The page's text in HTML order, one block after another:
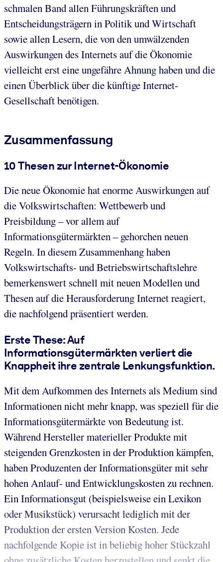
schmalen Band allen Führungskräften und
Entscheidungsträgern in Politik und Wirtschaft
sowie allen Lesern, die von den umwälzenden
Auswirkungen des Internets auf die Ökonomie
vielleicht erst eine ungefähre Ahnung haben und die
einen Überblick über die künftige Internet-
Gesellschaft benötigen.
Zusammenfassung
10 Thesen zur Internet-Ökonomie
Die neue Ökonomie hat enorme Auswirkungen auf
die Volkswirtschaften: Wettbewerb und
Preisbildung – vor allem auf
Informationsgütermärkten – gehorchen neuen
Regeln. In diesem Zusammenhang haben
Volkswirtschafts- und Betriebswirtschaftslehre
bemerkenswert schnell mit neuen Modellen und
Thesen auf die Herausforderung Internet reagiert,
die nachfolgend präsentiert werden.
Erste These: Auf
Informationsgütermärkten verliert die
Knappheit ihre zentrale Lenkungsfunktion.
Mit dem Aufkommen des Internets als Medium sind
Informationen nicht mehr knapp, was speziell für die
Informationsgütermärkte von Bedeutung ist.
Während Hersteller materieller Produkte mit
steigenden Grenzkosten in der Produktion kämpfen,
haben Produzenten der Informationsgüter mit sehr
hohen Anlauf- und Entwicklungskosten zu rechnen.
Ein Informationsgut (beispielsweise ein Lexikon
oder Musikstück) verursacht lediglich mit der
Produktion der ersten Version Kosten. Jede
nachfolgende Kopie ist in beliebig hoher Stückzahl